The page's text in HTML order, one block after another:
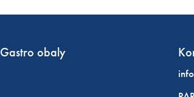
Gastro obaly